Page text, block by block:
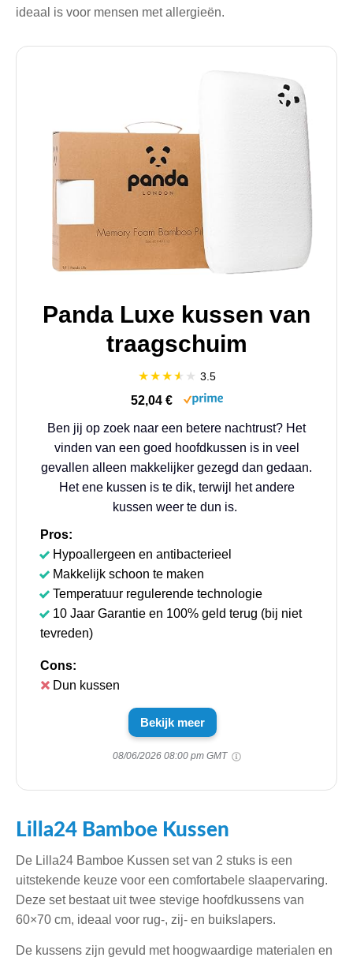
ideaal is voor mensen met allergieën.
Panda Luxe kussen van
traagschuim
3.5
52,04 €
Ben jij op zoek naar een betere nachtrust? Het
vinden van een goed hoofdkussen is in veel
gevallen alleen makkelijker gezegd dan gedaan.
Het ene kussen is te dik, terwijl het andere
kussen weer te dun is.
Pros:
Hypoallergeen en antibacterieel
Makkelijk schoon te maken
Temperatuur regulerende technologie
10 Jaar Garantie en 100% geld terug (bij niet
tevreden)
Cons:
Dun kussen
Bekijk meer
08/06/2026 08:00 pm GMT
Lilla24 Bamboe Kussen
De Lilla24 Bamboe Kussen set van 2 stuks is een
uitstekende keuze voor een comfortabele slaapervaring.
Deze set bestaat uit twee stevige hoofdkussens van
60×70 cm, ideaal voor rug-, zij- en buikslapers.
De kussens zijn gevuld met hoogwaardige materialen en